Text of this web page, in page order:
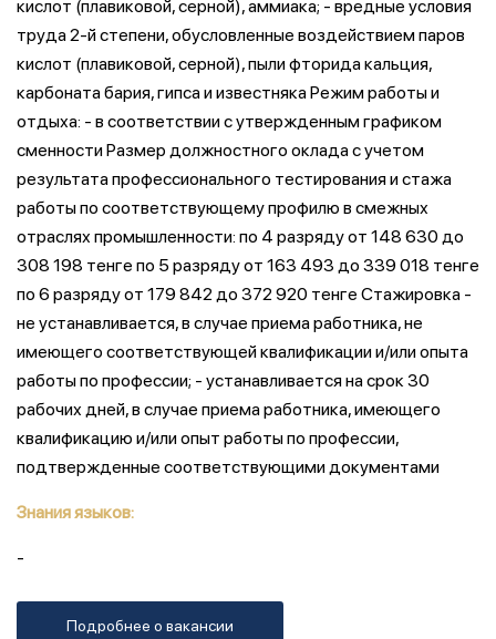
кислот (плавиковой, серной), аммиака; - вредные условия
труда 2-й степени, обусловленные воздействием паров
кислот (плавиковой, серной), пыли фторида кальция,
карбоната бария, гипса и известняка Режим работы и
отдыха: - в соответствии с утвержденным графиком
сменности Размер должностного оклада с учетом
результата профессионального тестирования и стажа
работы по соответствующему профилю в смежных
отраслях промышленности: по 4 разряду от 148 630 до
308 198 тенге по 5 разряду от 163 493 до 339 018 тенге
по 6 разряду от 179 842 до 372 920 тенге Стажировка -
не устанавливается, в случае приема работника, не
имеющего соответствующей квалификации и/или опыта
работы по профессии; - устанавливается на срок 30
рабочих дней, в случае приема работника, имеющего
квалификацию и/или опыт работы по профессии,
подтвержденные соответствующими документами
Знания языков:
-
Подробнее о вакансии